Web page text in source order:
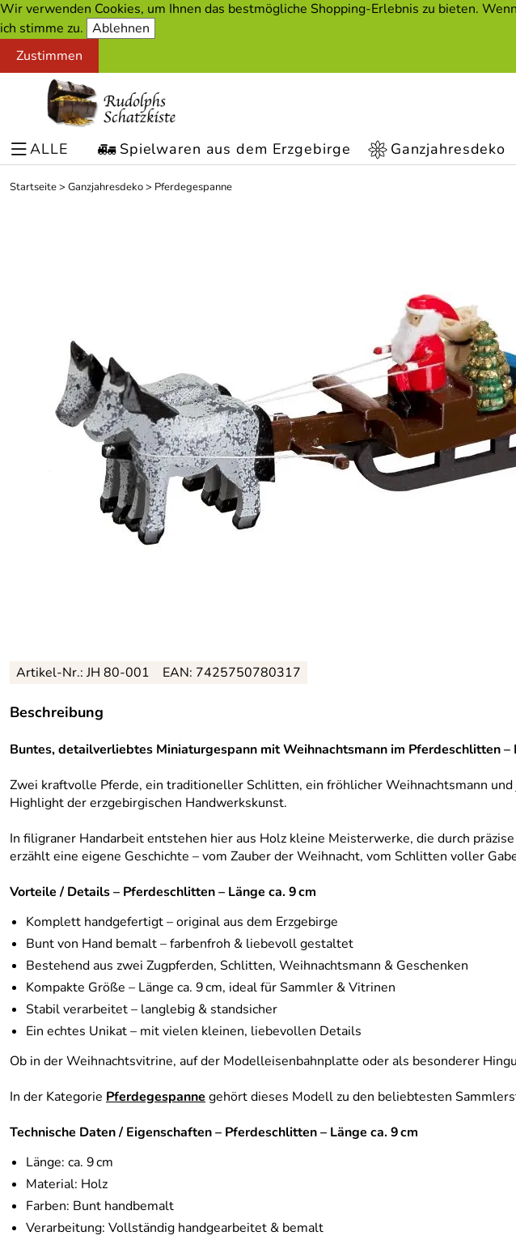
Wir verwenden Cookies, um Ihnen das bestmögliche Shopping-Erlebnis zu bieten.
ich stimme zu. Ablehnen
Zustimmen
ALLE Spielwaren aus dem Erzgebirge Ganzjahresdeko
Startseite> Ganzjahresdeko> Pferdegespanne
Artikel-Nr.: JH 80-001 EAN: 7425750780317
Beschreibung
Buntes, detailverliebtes Miniaturgespann mit Weihnachtsmann im Pferdeschlitten –
Zwei kraftvolle Pferde, ein traditioneller Schlitten, ein fröhlicher Weihnachtsmann
Highlight der erzgebirgischen Handwerkskunst.
In filigraner Handarbeit entstehen hier aus Holz kleine Meisterwerke, die durch
erzählt eine eigene Geschichte – vom Zauber der Weihnacht, vom Schlitten voller
Vorteile / Details – Pferdeschlitten – Länge ca. 9 cm
Komplett handgefertigt – original aus dem Erzgebirge
Bunt von Hand bemalt – farbenfroh & liebevoll gestaltet
Bestehend aus zwei Zugpferden, Schlitten, Weihnachtsmann & Geschenken
Kompakte Größe – Länge ca. 9 cm, ideal für Sammler & Vitrinen
Stabil verarbeitet – langlebig & standsicher
Ein echtes Unikat – mit vielen kleinen, liebevollen Details
Ob in der Weihnachtsvitrine, auf der Modelleisenbahnplatte oder als besonderer
In der Kategorie Pferdegespanne gehört dieses Modell zu den beliebtesten
Technische Daten / Eigenschaften – Pferdeschlitten – Länge ca. 9 cm
Länge: ca. 9 cm
Material: Holz
Farben: Bunt handbemalt
Verarbeitung: Vollständig handgearbeitet & bemalt